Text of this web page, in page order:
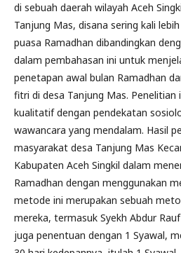
di sebuah daerah wilayah Aceh
Tanjung Mas, disana sering kali
puasa Ramadhan dibandingkan
dalam pembahasan ini untuk
penetapan awal bulan Ramadhan
fitri di desa Tanjung Mas.
kualitatif dengan pendekatan
wawancara yang mendalam. Hasil
masyarakat desa Tanjung Mas
Kabupaten Aceh Singkil dalam
Ramadhan dengan menggunakan
metode ini merupakan sebuah
mereka, termasuk Syekh Abdur
juga penentuan dengan 1 Syawal,